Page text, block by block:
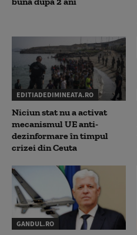
EDITIADEDIMINEATA.RO
Niciun stat nu a activat
mecanismul UE anti-
dezinformare în timpul
crizei din Ceuta
GANDUL.RO